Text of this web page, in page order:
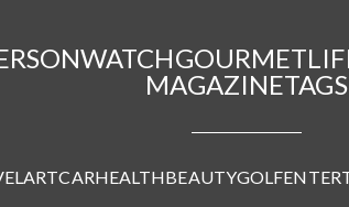
WATCHGOURMET
MAGAZINETAGS
ARTCARHEALTHBEAUTYGOLF